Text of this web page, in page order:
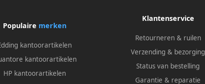
Populaire merken
kantoorartikelen
kantoorartikelen
HP kantoorartikelen
Klantenservice
Retourneren & ruilen
Verzending & bezorging
Status van bestelling
Garantie & reparatie